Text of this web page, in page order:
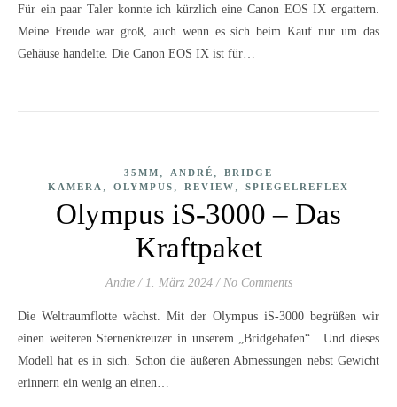
Für ein paar Taler konnte ich kürzlich eine Canon EOS IX ergattern.
Meine Freude war groß, auch wenn es sich beim Kauf nur um das
Gehäuse handelte. Die Canon EOS IX ist für…
35MM , ANDRÉ ,
BRIDGE
KAMERA , OLYMPUS , REVIEW , SPIEGELREFLEX
Olympus iS-3000 – Das
Kraftpaket
Andre / 1. März 2024 / No Comments
Die Weltraumflotte wächst. Mit der Olympus iS-3000 begrüßen wir
einen weiteren Sternenkreuzer in unserem „Bridgehafen“. Und dieses
Modell hat es in sich. Schon die äußeren Abmessungen nebst Gewicht
erinnern ein wenig an einen…